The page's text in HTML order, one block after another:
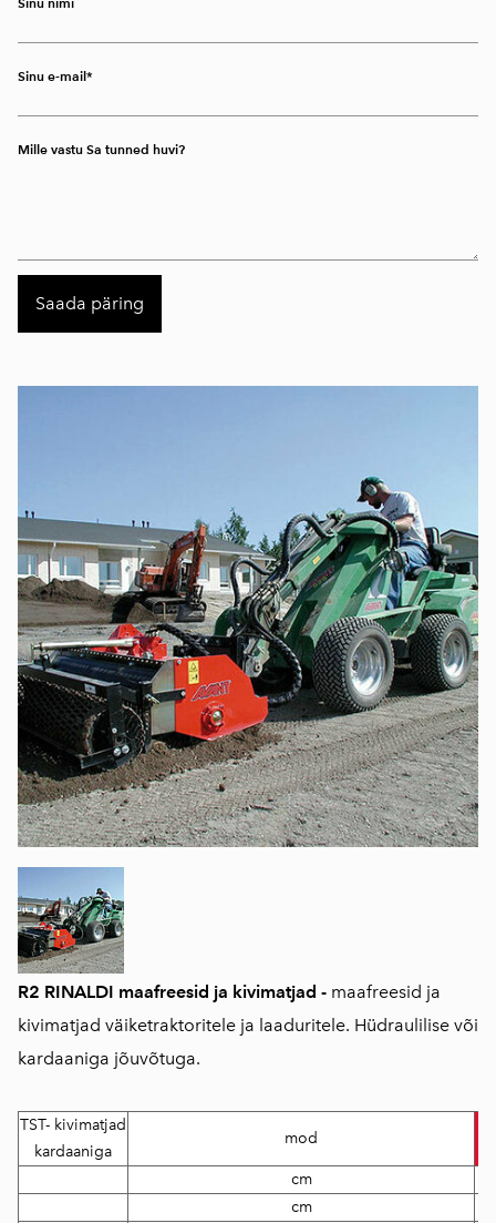
R2 RINALDI maafreesid ja kivimatjad - maafreesid ja
kivimatjad väiketraktoritele ja laaduritele. Hüdraulilise või
kardaaniga jõuvõtuga.
Sinu e-mail
Mille vastu Sa tunned huvi?
TST- kivimatjad
kardaaniga
mod
cm
cm